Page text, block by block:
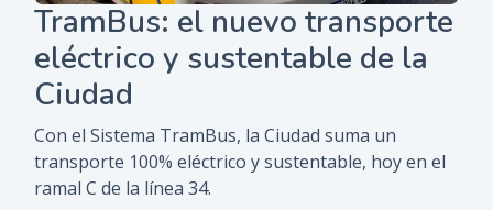
TramBus: el nuevo transporte
eléctrico y sustentable de la
Ciudad
Con el Sistema TramBus, la Ciudad suma un
transporte 100% eléctrico y sustentable, hoy en el
ramal C de la línea 34.